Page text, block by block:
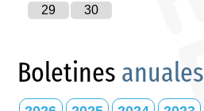
29
30
Boletines anuales